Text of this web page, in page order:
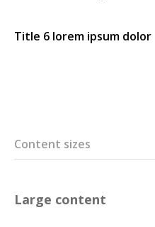
Title 6 lorem ipsum dolor
Content sizes
Large content